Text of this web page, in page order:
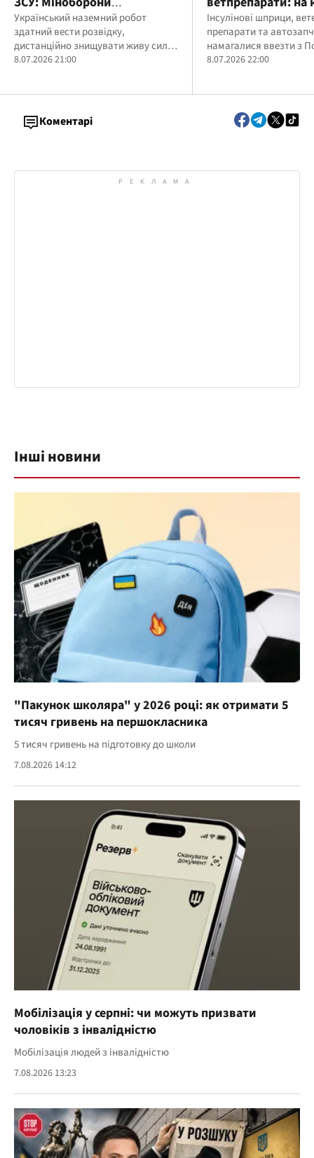
кодифікувало "Tanchik
Droid 12.7"
Український наземний робот
здатний вести розвідку,
дистанційно знищувати живу силу
противника та уражати
8.07.2026 21:00
вилучили
мільйон
Інсулінові шприци,
препарати та
намагалися ввезти з
належного
8.07.2026 22:00
Коментарі
Інші новини
"Пакунок школяра" у 2026 році: як отримати 5
тисяч гривень на першокласника
5 тисяч гривень на підготовку до школи
7.08.2026 14:12
Мобілізація у серпні: чи можуть призвати
чоловіків з інвалідністю
Мобілізація людей з інвалідністю
7.08.2026 13:23